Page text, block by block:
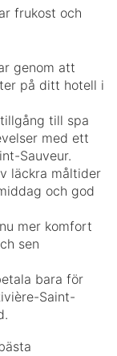
frukost och
genom att
på ditt hotell i
till spa
med ett
Sauveur.
läckra måltider
och god
mer komfort
sen
bara för
Saint-